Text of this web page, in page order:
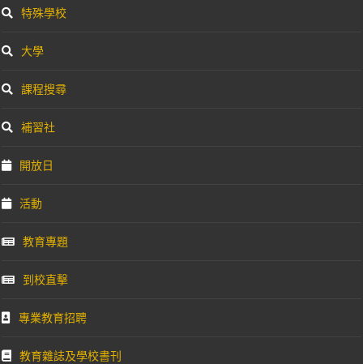
特殊學校
大學
課程搜尋
補習社
開放日
活動
教育專題
到校直擊
專業教育招聘
教育雜誌及學校書刊